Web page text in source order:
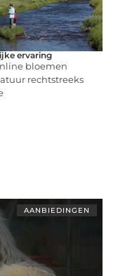
ervaring
bloemen
rechtstreeks
AANBIEDINGEN